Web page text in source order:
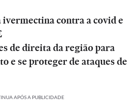
contra a covid e
de direita da região para
e se proteger de ataques de
APÓS A PUBLICIDADE